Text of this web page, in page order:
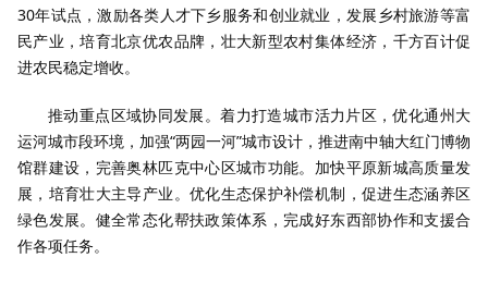
30年试点，激励各类人才下乡服务和创业就业，发展乡村旅游等富
民产业，培育北京优农品牌，壮大新型农村集体经济，千方百计促
进农民稳定增收。
推动重点区域协同发展。着力打造城市活力片区，优化通州大
运河城市段环境，加强“两园一河”城市设计，推进南中轴大红门博物
馆群建设，完善奥林匹克中心区城市功能。加快平原新城高质量发
展，培育壮大主导产业。优化生态保护补偿机制，促进生态涵养区
绿色发展。健全常态化帮扶政策体系，完成好东西部协作和支援合
作各项任务。